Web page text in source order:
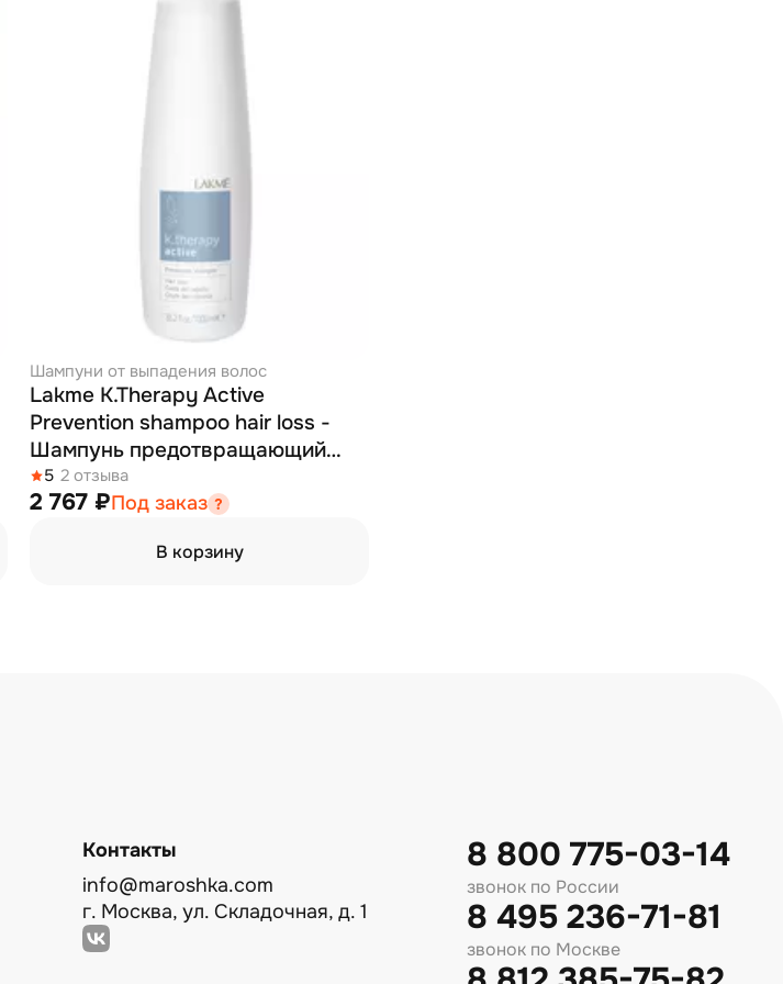
Шампуни от выпадения волос
Lakme K.Therapy Active
Prevention shampoo hair loss -
Шампунь предотвращающий
выпадение волос 1000 мл
5 2 отзыва
2 767 ₽Под заказ
В корзину
Контакты
info@maroshka.com
г. Москва, ул. Складочная, д. 1
8 800 775-03-14
звонок по России
8 495 236-71-81
звонок по Москве